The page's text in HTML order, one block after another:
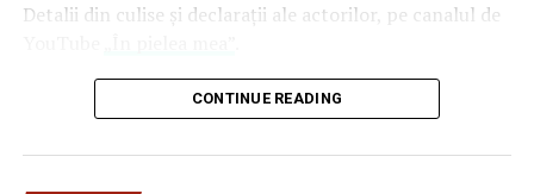
Detalii din culise și declarații ale actorilor, pe canalul de
Reprezentativă pentru modul în care majoritatea
tinerilor se raportează la relațiile de cuplu, comedia „În
pielea mea” îi reunește în distribuție peIoana State,
CONTINUE READING